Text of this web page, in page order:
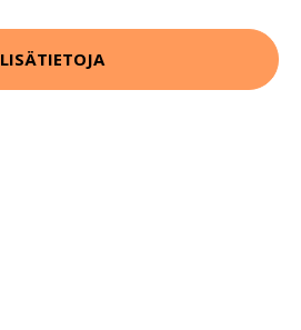
LISÄTIETOJA